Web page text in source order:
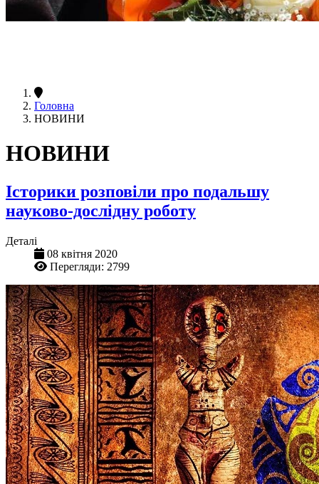
Головна
НОВИНИ
НОВИНИ
Історики розповіли про подальшу
науково-дослідну роботу
Деталі
08 квітня 2020
Перегляди: 2799